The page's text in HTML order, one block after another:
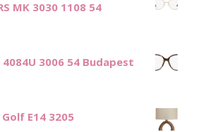
MK 3030 1108 54
3006 54 Budapest
E14 3205